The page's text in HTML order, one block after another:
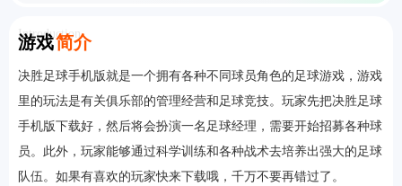
游戏简介
Introduction
决胜足球手机版就是一个拥有各种不同球员角色的足球游戏，游戏
里的玩法是有关俱乐部的管理经营和足球竞技。玩家先把决胜足球
手机版下载好，然后将会扮演一名足球经理，需要开始招募各种球
员。此外，玩家能够通过科学训练和各种战术去培养出强大的足球
队伍。如果有喜欢的玩家快来下载哦，千万不要再错过了。